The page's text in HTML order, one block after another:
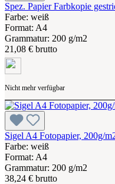
Spez. Papier Farbkopie
Farbe: weiß
Format: A4
Grammatur: 200 g/m2
21,08 € brutto
Nicht mehr verfügbar
Sigel A4 Fotopapier, 200g/
Farbe: weiß
Format: A4
Grammatur: 200 g/m2
38,24 € brutto